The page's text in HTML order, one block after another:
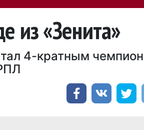
из «Зенита»
4-кратным